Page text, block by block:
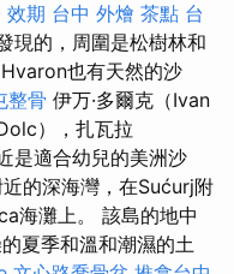
效期 台中 外燴 茶點 台
現的，周圍是松樹林和
Hvaron也有天然的沙
整骨 伊万·多爾克（Ivan
），扎瓦拉
是適合幼兒的美洲沙
的深海灣，在Sućurj附
海灘上。 該島的地中
夏季和溫和潮濕的土